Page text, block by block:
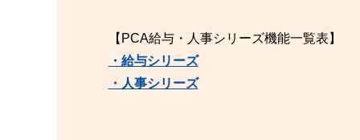
【PCA給与・人事シリーズ機能一覧表】
・給与シリーズ
・人事シリーズ